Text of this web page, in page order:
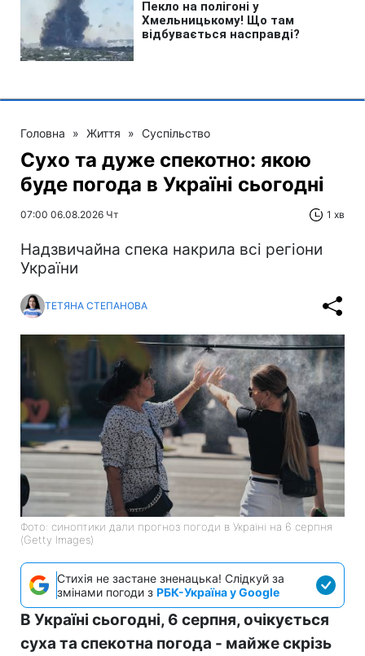
Головна » Життя » Суспільство
Сухо та дуже спекотно: якою
буде погода в Україні сьогодні
07:00 06.08.2026 Чт 1 хв
Надзвичайна спека накрила всі регіони
України
ТЕТЯНА СТЕПАНОВА
Фото: синоптики дали прогноз погоди в Україні на 6 серпня
(Getty Images)
Стихія не застане зненацька! Слідкуй за
змінами погоди з РБК-Україна у Google
В Україні сьогодні, 6 серпня, очікується
суха та спекотна погода - майже скрізь